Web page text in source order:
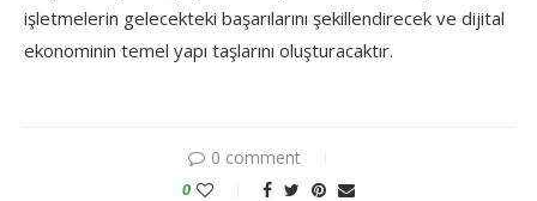
işletmelerin gelecekteki başarılarını şekillendirecek ve dijital
ekonominin temel yapı taşlarını oluşturacaktır.
0 comment
0